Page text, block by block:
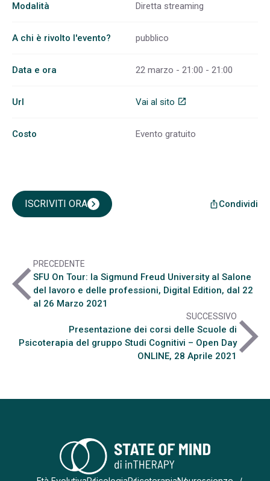
Modalità Diretta streaming
A chi è rivolto l'evento? pubblico
Data e ora 22 marzo - 21:00 - 21:00
Url Vai al sito open_in_new
Costo Evento gratuito
ISCRIVITI ORAchevron_right ios_shareCondividi
arrow_back_ios
PRECEDENTE
SFU On Tour: la Sigmund Freud University al Salone
del lavoro e delle professioni, Digital Edition, dal 22
al 26 Marzo 2021
SUCCESSIVO
Presentazione dei corsi delle Scuole di
Psicoterapia del gruppo Studi Cognitivi – Open Day
ONLINE, 28 Aprile 2021arrow_forward_ios